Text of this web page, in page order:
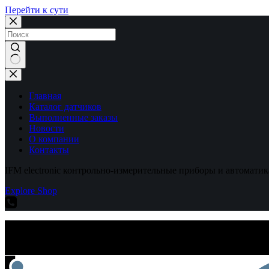
Перейти к сути
Ничего
не
найденоГлавная
Каталог датчиков
Выполненные заказы
Новости
О компании
Контакты
IFM electronic контрольно-измерительные приборы и
Explore Shop